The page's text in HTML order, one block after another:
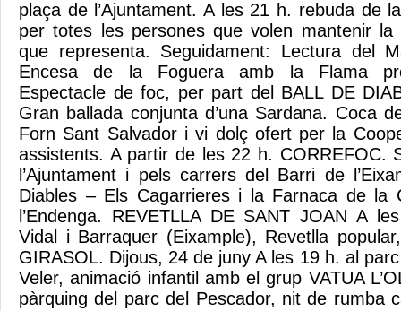
plaça de l’Ajuntament. A les 21 h. rebuda de
per totes les persones que volen mantenir la
que representa. Seguidament: Lectura del
Encesa de la Foguera amb la Flama
Espectacle de foc, per part del BALL DE
Gran ballada conjunta d’una Sardana. Coca
Forn Sant Salvador i vi dolç ofert per la
assistents. A partir de les 22 h. CORREFOC.
l’Ajuntament i pels carrers del Barri de
Diables – Els Cagarrieres i la Farnaca de la
l’Endenga. REVETLLA DE SANT JOAN A
Vidal i Barraquer (Eixample), Revetlla
GIRASOL. Dijous, 24 de juny A les 19 h. al
Veler, animació infantil amb el grup VATUA
pàrquing del parc del Pescador, nit de rumba